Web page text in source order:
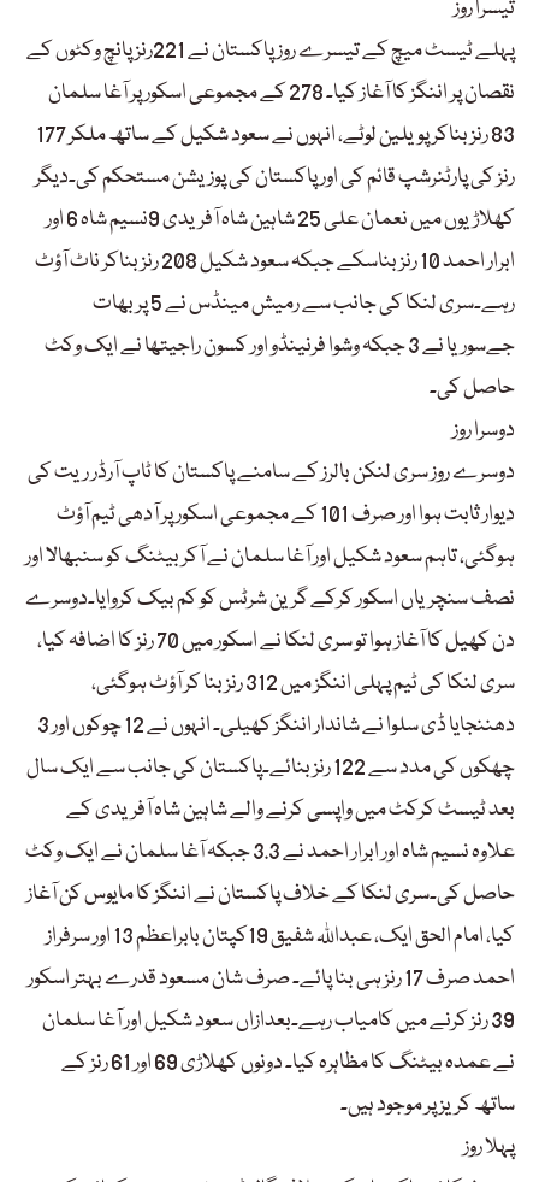
تیسرا روز
پہلے ٹیسٹ میچ کے تیسرے روز پاکستان نے 221رنز پانچ وکٹوں کے
نقصان پر اننگز کا آغاز کیا۔ 278 کے مجموعی اسکور پر آغا سلمان
83 رنز بناکر پویلین لوٹے، انہوں نے سعود شکیل کے ساتھ ملکر 177
رنز کی پارٹنرشپ قائم کی اور پاکستان کی پوزیشن مستحکم کی۔دیگر
کھلاڑیوں میں نعمان علی 25 شاہین شاہ آفریدی 9نسیم شاہ 6 اور
ابرار احمد 10 رنز بناسکے جبکہ سعود شکیل 208 رنز بناکر ناٹ آؤٹ
رہے۔سری لنکا کی جانب سے رمیش مینڈس نے 5 پربھات
جےسوریا نے 3 جبکہ وشوا فرنینڈو اور کسون راجیتھا نے ایک وکٹ
حاصل کی۔
دوسرا روز
دوسرے روز سری لنکن بالرز کے سامنے پاکستان کا ٹاپ آرڈر ریت کی
دیوار ثابت ہوا اور صرف 101 کے مجموعی اسکور پر آدھی ٹیم آؤٹ
ہوگئی، تاہم سعود شکیل اور آغا سلمان نے آکر بیٹنگ کو سنبھالا اور
نصف سنچریاں اسکور کرکے گرین شرٹس کو کم بیک کروایا۔دوسرے
دن کھیل کا آغاز ہوا تو سری لنکا نے اسکور میں 70 رنز کا اضافہ کیا،
سری لنکا کی ٹیم پہلی اننگز میں 312 رنز بنا کر آؤٹ ہوگئی،
دھننجایا ڈی سلوا نے شاندار اننگز کھیلی۔ انہوں نے 12 چوکوں اور 3
چھکوں کی مدد سے 122 رنز بنائے۔پاکستان کی جانب سے ایک سال
بعد ٹیسٹ کرکٹ میں واپسی کرنے والے شاہین شاہ آفریدی کے
علاوہ نسیم شاہ اور ابرار احمد نے 3.3 جبکہ آغا سلمان نے ایک وکٹ
حاصل کی۔سری لنکا کے خلاف پاکستان نے اننگز کا مایوس کن آغاز
کیا، امام الحق ایک، عبداللہ شفیق 19کپتان بابراعظم 13 اور سرفراز
احمد صرف 17 رنز ہی بنا پائے۔ صرف شان مسعود قدرے بہتر اسکور
39 رنز کرنے میں کامیاب رہے۔بعدازاں سعود شکیل اور آغا سلمان
نے عمدہ بیٹنگ کا مظاہرہ کیا۔ دونوں کھلاڑی 69 اور 61 رنز کے
ساتھ کریز پر موجود ہیں۔
پہلا روز